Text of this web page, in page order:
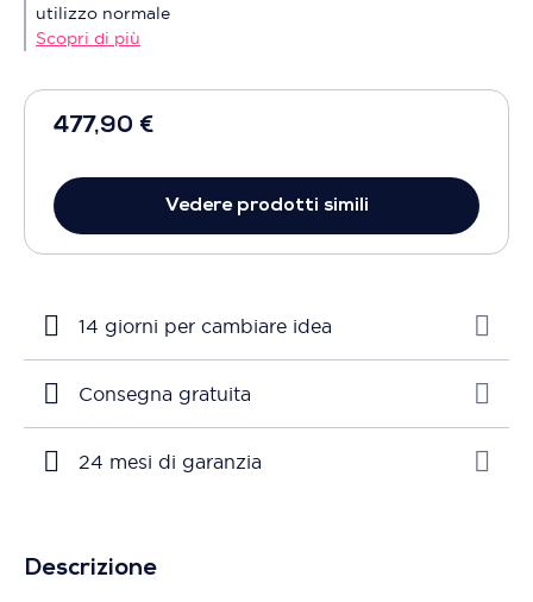
477,90 €
Vedere prodotti simili
utilizzo normale
Scopri di più
14 giorni per cambiare idea
Consegna gratuita
24 mesi di garanzia
Descrizione